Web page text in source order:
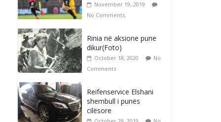
November 19, 2019
No Comments
Rinia në aksione pune
dikur(Foto)
October 18, 2020
No
Comments
Reifenservice Elshani
shembull i punës
cilësore